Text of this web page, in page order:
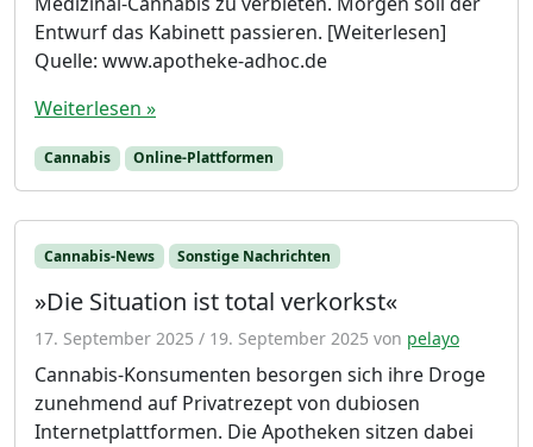
Entwurf das Kabinett passieren. [Weiterlesen]
Quelle: www.apotheke-adhoc.de
Weiterlesen »
Cannabis Online-Plattformen
Cannabis-News Sonstige Nachrichten
»Die Situation ist total verkorkst«
17. September 2025 / 19. September 2025 von pelayo
Cannabis-Konsumenten besorgen sich ihre Droge
zunehmend auf Privatrezept von dubiosen
Internetplattformen. Die Apotheken sitzen dabei